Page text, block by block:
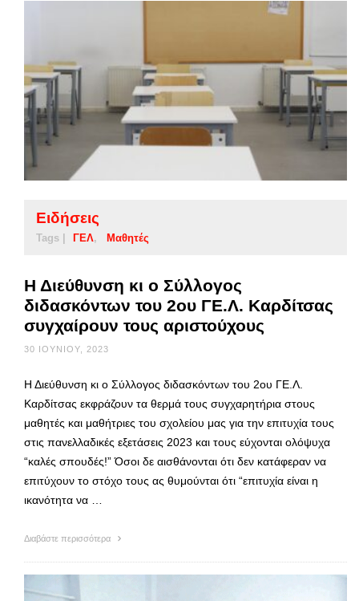
Ειδήσεις
Tags | ΓΕΛ Μαθητές
Η Διεύθυνση κι ο Σύλλογος
διδασκόντων του 2ου ΓΕ.Λ. Καρδίτσας
συγχαίρουν τους αριστούχους
30 ΙΟΥΝΊΟΥ, 2023
Η Διεύθυνση κι ο Σύλλογος διδασκόντων του 2ου ΓΕ.Λ.
Καρδίτσας εκφράζουν τα θερμά τους συγχαρητήρια στους
μαθητές και μαθήτριες του σχολείου μας για την επιτυχία τους
στις πανελλαδικές εξετάσεις 2023 και τους εύχονται ολόψυχα
“καλές σπουδές!” Όσοι δε αισθάνονται ότι δεν κατάφεραν να
επιτύχουν το στόχο τους ας θυμούνται ότι “επιτυχία είναι η
ικανότητα να …
Διαβάστε περισσότερα